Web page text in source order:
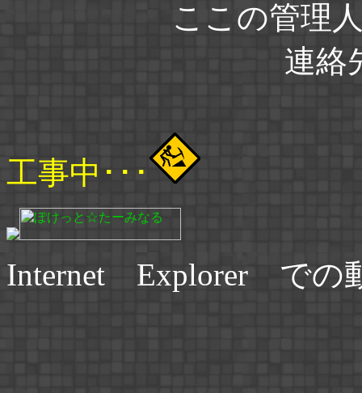
ここの管理
連絡
工事中･･･
Internet Explorer での